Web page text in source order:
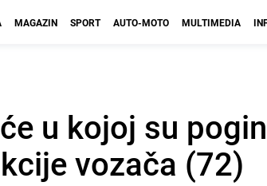
MAGAZIN SPORT AUTO-MOTO MULTIMEDIA
u kojoj su
vozača (72)